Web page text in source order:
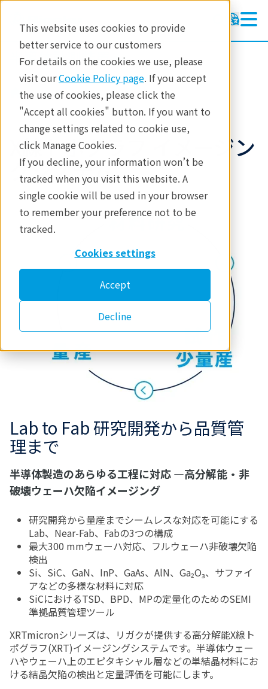
This website uses cookies to provide
better service to our customers
For details on the cookies we use, please
visit ourCookie Policy page. If you accept
the use of cookies, please click the
"Accept all cookies" button. If you want to
change settings related to cookie use,
click Manage Cookies.
If you decline, your information won’t be
tracked when you visit this website. A
single cookie will be used in your browser
to remember your preference not to be
tracked.
Cookies settings
Accept
Decline
半導体計測装置
半導体計測装置
製品
アプリケーション
テクノロジーセンター
イベント
製品 半導体計測
X線トポグラフ イメージン
グシステム
Lab to Fab 研究開発から品質管
理まで
半導体製造のあらゆる工程に対応 ―高分解能・非
破壊ウェーハ欠陥イメージング
研究開発から量産までシームレスな対応を可能にする
Lab、Near-Fab、Fabの3つの構成
最大300 mmウェーハ対応、フルウェーハ非破壊欠陥
検出
Si、SiC、GaN、InP、GaAs、AlN、Ga₂O₃、サファイ
アなどの多様な材料に対応
SiCにおけるTSD、BPD、MPの定量化のためのSEMI
準拠品質管理ツール
XRTmicronシリーズは、リガクが提供する高分解能X線ト
ポグラフ(XRT)イメージングシステムです。半導体ウェー
ハやウェーハ上のエピタキシャル層などの単結晶材料にお
ける結晶欠陥の検出と定量評価を可能にします。